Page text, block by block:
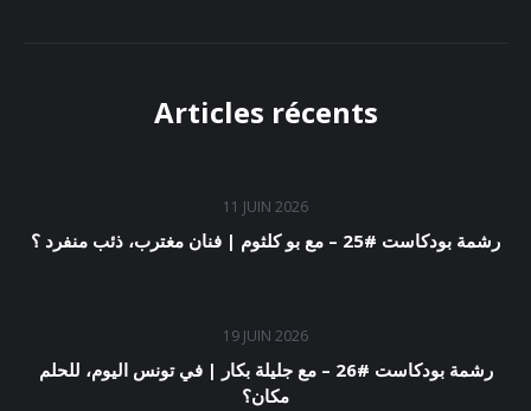
Articles récents
11 JUIN 2026
رشمة بودكاست #25 – مع بو كلثوم | فنان مغترب، ذئب منفرد ؟
19 JUIN 2026
رشمة بودكاست #26 – مع جليلة بكار | في تونس اليوم، للحلم
مكان؟